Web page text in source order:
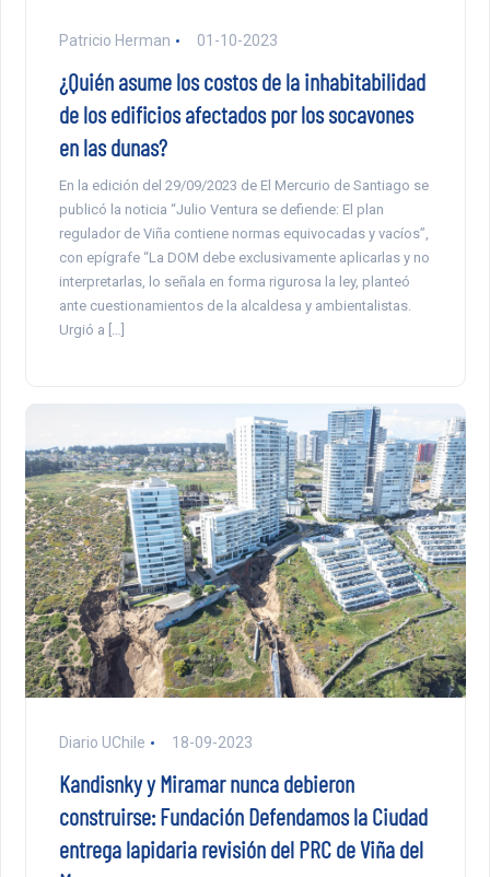
Patricio Herman 01-10-2023
¿Quién asume los costos de la inhabitabilidad
de los edificios afectados por los socavones
en las dunas?
En la edición del 29/09/2023 de El Mercurio de Santiago se
publicó la noticia “Julio Ventura se defiende: El plan
regulador de Viña contiene normas equivocadas y vacíos”,
con epígrafe “La DOM debe exclusivamente aplicarlas y no
interpretarlas, lo señala en forma rigurosa la ley, planteó
ante cuestionamientos de la alcaldesa y ambientalistas.
Urgió a […]
Diario UChile 18-09-2023
Kandisnky y Miramar nunca debieron
construirse: Fundación Defendamos la Ciudad
entrega lapidaria revisión del PRC de Viña del